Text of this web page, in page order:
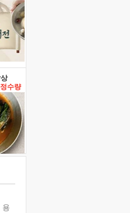
수량
용